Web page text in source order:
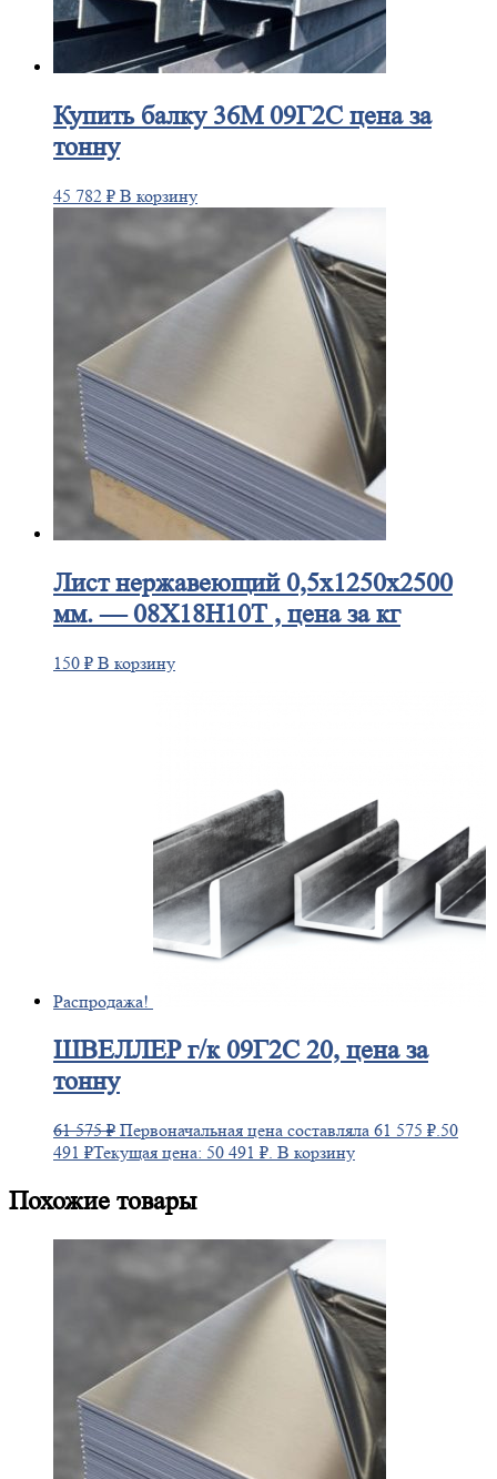
Купитьбалку 36М 09Г2С цена за
тонну
45 782 ₽ В корзину
Листнержавеющий 0,5x1250x2500
мм. — 08Х18Н10Т , цена за кг
150 ₽ В корзину
Распродажа!
ШВЕЛЛЕРг/к 09Г2С 20, цена за
тонну
61 575₽ Первоначальная цена составляла 61 575 ₽. 50
491 ₽Текущая цена: 50 491 ₽. В корзину
Похожие товары